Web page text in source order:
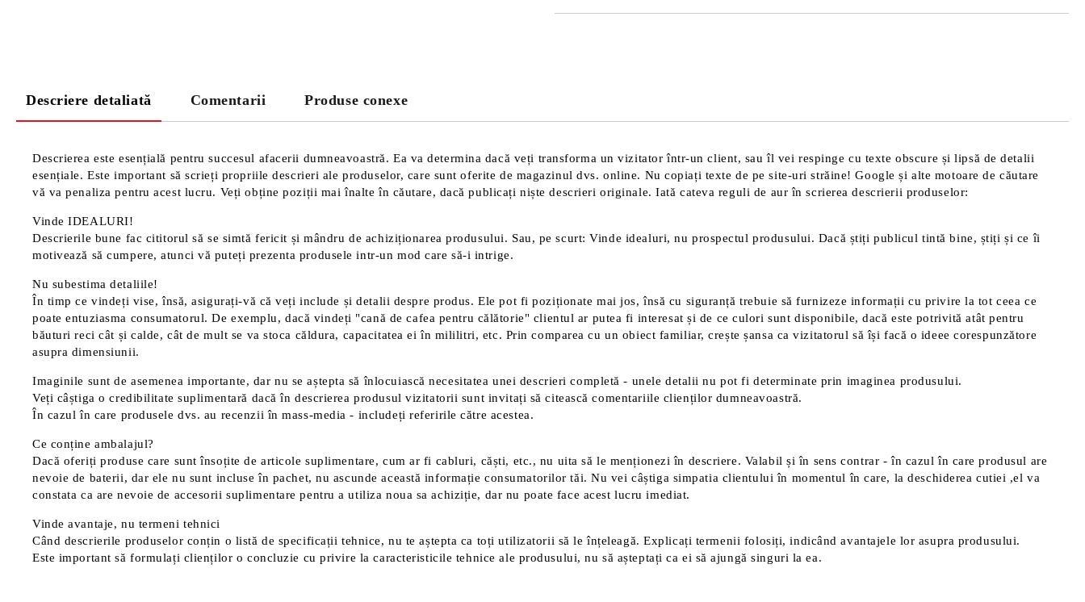
Descriere detaliată Comentarii Produse conexe
Descrierea este esențială pentru succesul afacerii dumneavoastră. Ea va determina dacă veți transforma un vizitator într-un client, sau îl vei respinge cu texte obscure și lipsă de detalii
esențiale. Este important să scrieți propriile descrieri ale produselor, care sunt oferite de magazinul dvs. online. Nu copiați texte de pe site-uri străine! Google și alte motoare de căutare
vă va penaliza pentru acest lucru. Veți obține poziții mai înalte în căutare, dacă publicați niște descrieri originale. Iată cateva reguli de aur în scrierea descrierii produselor:
Vinde IDEALURI!
Descrierile bune fac cititorul să se simtă fericit și mândru de achiziționarea produsului. Sau, pe scurt: Vinde idealuri, nu prospectul produsului. Dacă știți publicul tintă bine, știți și ce îi
motivează să cumpere, atunci vă puteți prezenta produsele intr-un mod care să-i intrige.
Nu subestima detaliile!
În timp ce vindeți vise, însă, asigurați-vă că veți include și detalii despre produs. Ele pot fi poziționate mai jos, însă cu siguranță trebuie să furnizeze informații cu privire la tot ceea ce
poate entuziasma consumatorul. De exemplu, dacă vindeți "cană de cafea pentru călătorie" clientul ar putea fi interesat și de ce culori sunt disponibile, dacă este potrivită atât pentru
băuturi reci cât și calde, cât de mult se va stoca căldura, capacitatea ei în mililitri, etc. Prin comparea cu un obiect familiar, crește șansa ca vizitatorul să își facă o ideee corespunzătore
asupra dimensiunii.
Imaginile sunt de asemenea importante, dar nu se aștepta să înlocuiască necesitatea unei descrieri completă - unele detalii nu pot fi determinate prin imaginea produsului.
Veți câștiga o credibilitate suplimentară dacă în descrierea produsul vizitatorii sunt invitați să citească comentariile clienților dumneavoastră.
În cazul în care produsele dvs. au recenzii în mass-media - includeți referirile către acestea.
Ce conține ambalajul?
Dacă oferiți produse care sunt însoțite de articole suplimentare, cum ar fi cabluri, căști, etc., nu uita să le menționezi în descriere. Valabil și în sens contrar - în cazul în care produsul are
nevoie de baterii, dar ele nu sunt incluse în pachet, nu ascunde această informație consumatorilor tăi. Nu vei câștiga simpatia clientului în momentul în care, la deschiderea cutiei ,el va
constata ca are nevoie de accesorii suplimentare pentru a utiliza noua sa achiziție, dar nu poate face acest lucru imediat.
Vinde avantaje, nu termeni tehnici
Când descrierile produselor conțin o listă de specificații tehnice, nu te aștepta ca toți utilizatorii să le înțeleagă. Explicați termenii folosiți, indicând avantajele lor asupra produsului.
Este important să formulați clienților o concluzie cu privire la caracteristicile tehnice ale produsului, nu să așteptați ca ei să ajungă singuri la ea.